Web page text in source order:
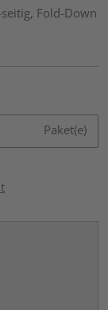
Fold-Down
Paket(e)